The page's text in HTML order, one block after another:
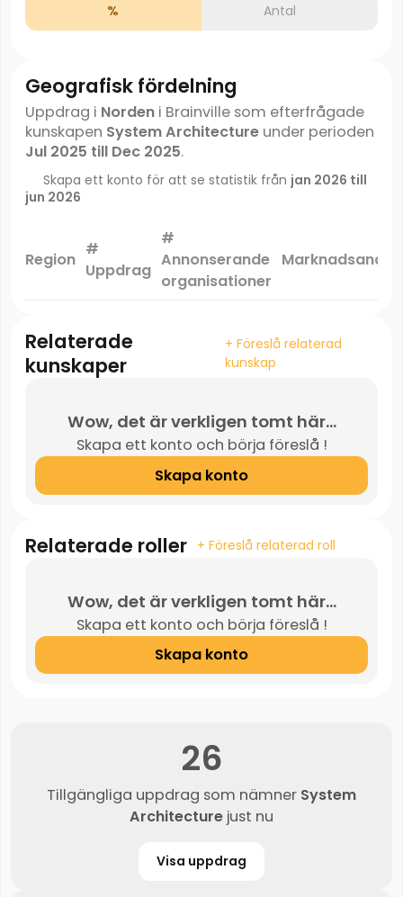
% Antal
Geografisk fördelning
Uppdrag i Nordeni Brainville som efterfrågade
kunskapen System Architectureunder perioden
Jul 2025 till Dec 2025.
Skapa ett konto för att se statistik från jan 2026 till
jun 2026
Region
#
Uppdrag
#
Annonserande
organisationer
Marknadsandel
Relaterade
kunskaper
+ Föreslå relaterad
kunskap
Wow, det är verkligen tomt här...
Skapa ett konto och börja föreslå !
Skapa konto
Relaterade roller + Föreslå relaterad roll
Wow, det är verkligen tomt här...
Skapa ett konto och börja föreslå !
Skapa konto
26
Tillgängliga uppdrag som nämner System
Architecture just nu
Visa uppdrag